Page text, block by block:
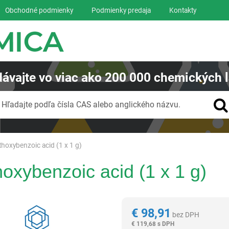
acid (1 x 1 g)
acid (1 x 1 g)
€98,91 bez DPH
€ 119,68 s DPH
Obchodné podmienky Podmienky predaja Kontakty
vo viac ako200 000 chemických
Hľadajte podľa čísla CAS alebo anglického názvu.